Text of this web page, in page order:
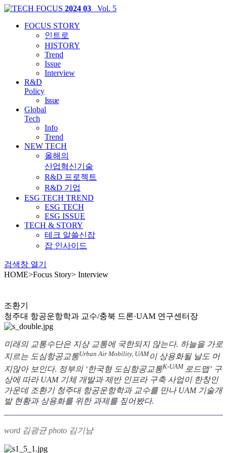
2024 03 _Vol. 5
FOCUS STORY
인트로
HISTORY
Trend
Issue
Interview
R&D
Policy
Issue
Global
Tech
Info
Trend
NEW TECH
올해의
산업혁신기술
R&D 프로젝트
R&D 기업
ESG TECH TREND
ESG TECH
ESG ISSUE
TECH & STORY
테크 알쓸신잡
잡 인사이드
검색창 열기
HOME>Focus Story> Interview
조환기
청주대 항공운항학과 교수/충북 드론·UAM 연구센터장
미래의 교통수단은 지상 교통에 국한되지 않는다. 하늘을 가로
지르는 도심항공교통Urban Air Mobility, UAM이 상용화될 날도 머
지않아 보인다. 정부의 ‘한국형 도심항공교통K-UAM 로드맵’ 구
상에 따라 UAM 기체 개발과 제반 인프라 구축 사업이 한창인
가운데 조환기 청주대 항공운항학과 교수를 만나 UAM 기술개
발 현황과 상용화를 위한 과제를 짚어봤다.
word 김광균 photo 김기남